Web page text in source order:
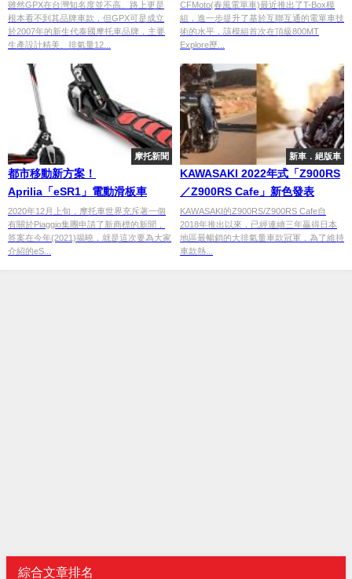
雖然GPX在台灣知名度並不高、路上更是
根本看不到其品牌車款，但GPX可是成立
於2007年的新生代泰國摩托車品牌，主要
生產設計精美、排氣量12...
CFMoto(春風電單車)最近推出了T-Box模
組，進一步提升了基於互聯互通的電單車技
術的水平，該模組首次在頂級800MT
Explore歷...
摩托新聞
都市移動新方案！
Aprilia「eSR1」電動滑板車
2020年12月上旬，摩托車世界充斥著一個
有關於Piaggio集團申請了新商標的新聞，
答案在今年(2021)揭曉，就是這次要為大家
介紹的eS...
新車．絕版車
KAWASAKI 2022年式「Z900RS
／Z900RS Cafe」新色發表
KAWASAKI的Z900RS/Z900RS Cafe自
2018年推出以來，已經連續三年贏得日本
地區最暢銷的大排氣量車款冠軍，為了維持
車款熱...
綜合文章排名